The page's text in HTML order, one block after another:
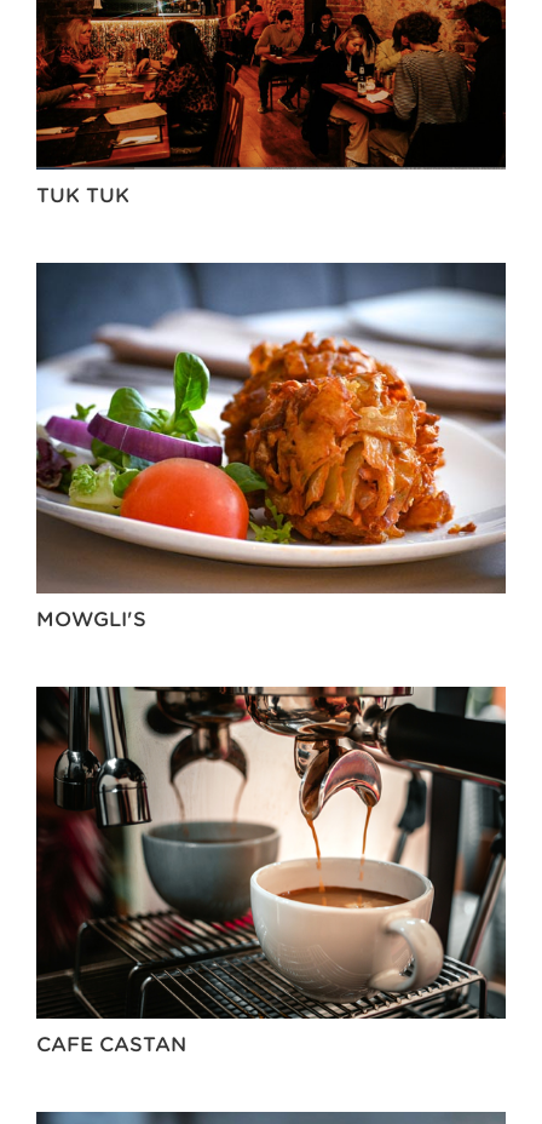
TUK TUK
MOWGLI'S
CAFE CASTAN